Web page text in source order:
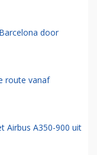
door
route vanaf
Airbus A350-900 uit